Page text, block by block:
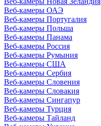
Веб-камеры ОАЭ
Веб-камеры Португалия
Веб-камеры Польша
Веб-камеры Панама
Веб-камеры Россия
Веб-камеры Румыния
Веб-камеры США
Веб-камеры Сербия
Веб-камеры Словения
Веб-камеры Словакия
Веб-камеры Сингапур
Веб-камеры Турция
Веб-камеры Тайланд